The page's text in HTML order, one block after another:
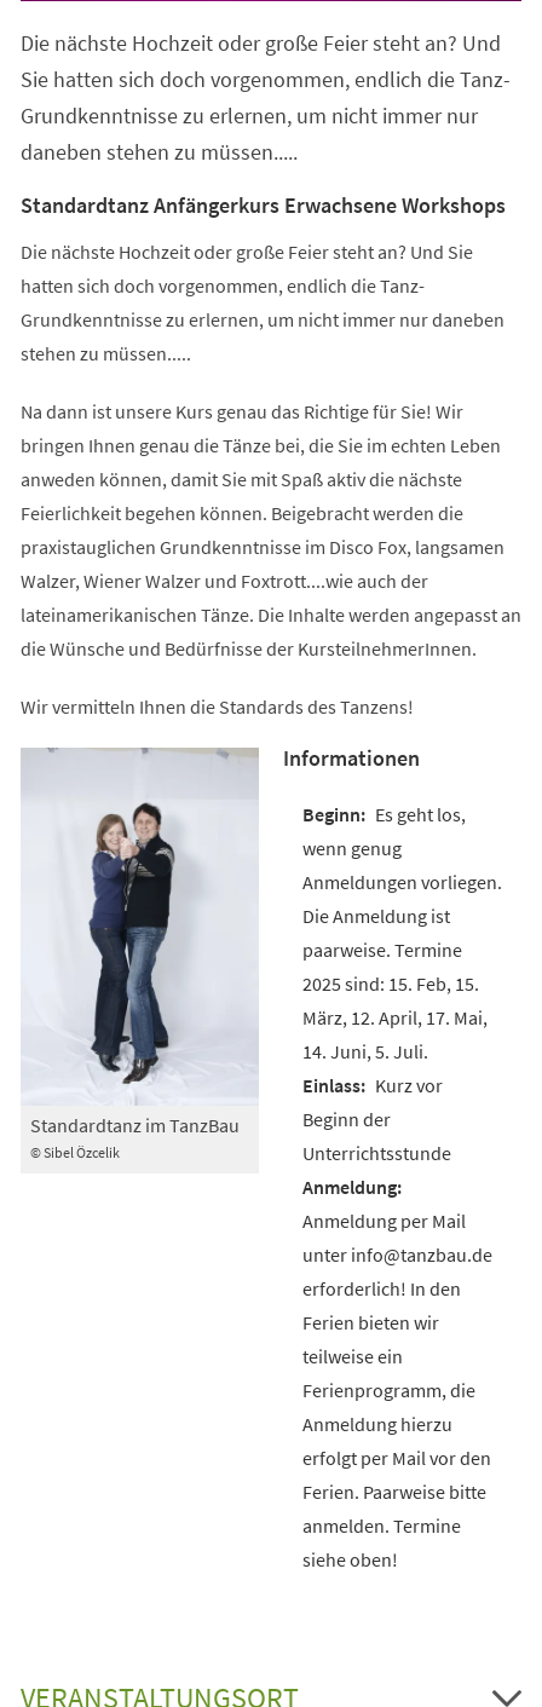
Die nächste Hochzeit oder große Feier steht an? Und
Sie hatten sich doch vorgenommen, endlich die Tanz-
Grundkenntnisse zu erlernen, um nicht immer nur
daneben stehen zu müssen.....
Standardtanz Anfängerkurs Erwachsene Workshops
Die nächste Hochzeit oder große Feier steht an? Und Sie
hatten sich doch vorgenommen, endlich die Tanz-
Grundkenntnisse zu erlernen, um nicht immer nur daneben
stehen zu müssen.....
Na dann ist unsere Kurs genau das Richtige für Sie! Wir
bringen Ihnen genau die Tänze bei, die Sie im echten Leben
anweden können, damit Sie mit Spaß aktiv die nächste
Feierlichkeit begehen können. Beigebracht werden die
praxistauglichen Grundkenntnisse im Disco Fox, langsamen
Walzer, Wiener Walzer und Foxtrott....wie auch der
lateinamerikanischen Tänze. Die Inhalte werden angepasst an
die Wünsche und Bedürfnisse der KursteilnehmerInnen.
Wir vermitteln Ihnen die Standards des Tanzens!
© Sibel Özcelik
Standardtanz im TanzBau
Informationen
Es geht los,
wenn genug
Anmeldungen vorliegen.
Die Anmeldung ist
paarweise. Termine
2025 sind: 15. Feb, 15.
März, 12. April, 17. Mai,
14. Juni, 5. Juli.
Kurz vor
Beginn der
Unterrichtsstunde
Anmeldung per Mail
unter info@tanzbau.de
erforderlich! In den
Ferien bieten wir
teilweise ein
Ferienprogramm, die
Anmeldung hierzu
erfolgt per Mail vor den
Ferien. Paarweise bitte
anmelden. Termine
siehe oben!
VERANSTALTUNGSORT